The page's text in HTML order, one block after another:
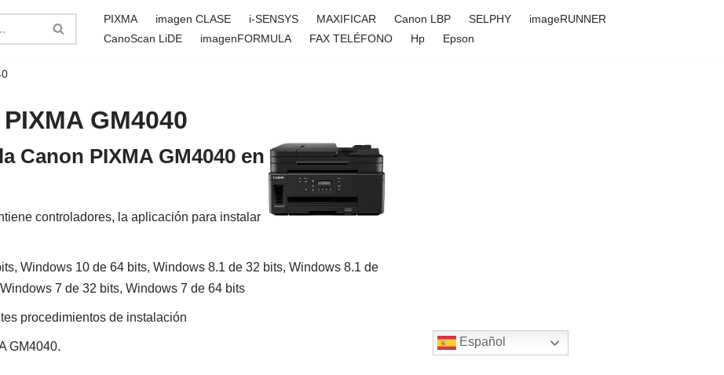
PIXMA imagen CLASE i-SENSYS MAXIFICAR Canon LBP SELPHY
imageRUNNER
CanoScan LiDE
imagenFORMULA FAX TELÉFONO Hp Epson
GM4040
Canon PIXMA GM4040 en
controladores, la aplicación para instalar
Windows 10 de 64 bits, Windows 8.1 de 32 bits, Windows 8.1 de
7 de 32 bits, Windows 7 de 64 bits
procedimientos de instalación
GM4040. Español